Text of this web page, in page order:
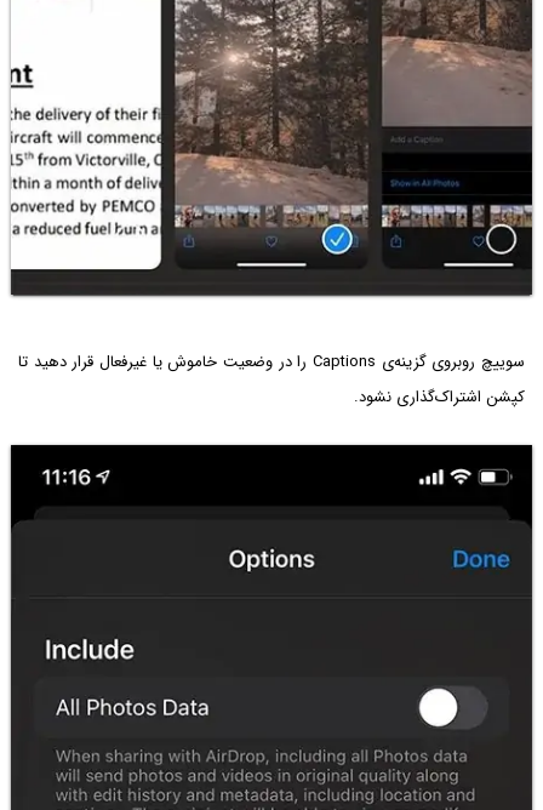
سوییچ روبروی گزینه‌ی Captions را در وضعیت خاموش یا غیرفعال قرار دهید تا
کپشن اشتراک‌گذاری نشود.